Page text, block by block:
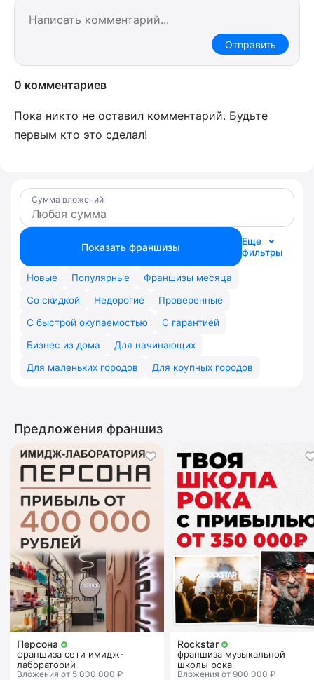
Отправить
0 комментариев
Пока никто не оставил комментарий. Будьте
первым кто это сделал!
Сумма вложений
Показать франшизы
Еще
фильтры
Новые Популярные
Франшизы месяца
Со скидкой
Недорогие
Проверенные
С быстрой окупаемостью
С гарантией
Бизнес из дома
Для начинающих
Для маленьких городов
Для крупных городов
Предложения франшиз
Персона
франшиза сети имидж-
лабораторий
Вложения от 5 000 000 ₽
Rockstar
франшиза музыкальной
школы рока
Вложения от 900 000 ₽